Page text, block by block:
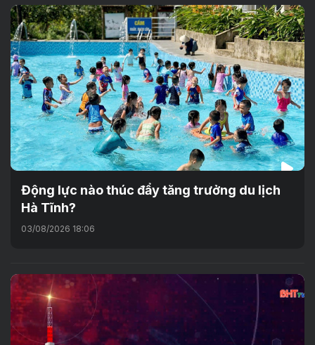
Động lực nào thúc đẩy tăng trưởng du lịch
Hà Tĩnh?
03/08/2026 18:06